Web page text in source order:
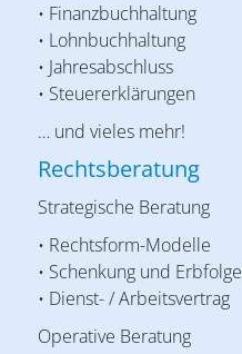
• Finanzbuchhaltung
• Lohnbuchhaltung
• Jahresabschluss
• Steuererklärungen
… und vieles mehr!
Rechtsberatung
Strategische Beratung
• Rechtsform-Modelle
• Schenkung und Erbfolge
• Dienst- / Arbeitsvertrag
Operative Beratung